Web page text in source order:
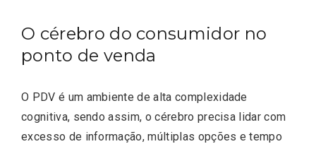
O cérebro do consumidor no
ponto de venda
O PDV é um ambiente de alta complexidade
cognitiva, sendo assim, o cérebro precisa lidar com
excesso de informação, múltiplas opções e tempo